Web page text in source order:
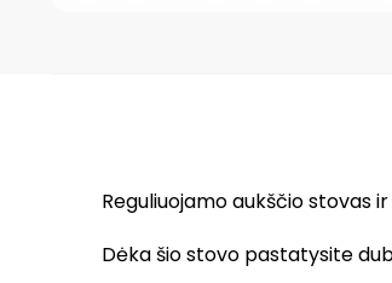
Reguliuojamo aukščio stovas
Dėka šio stovo pastatysite